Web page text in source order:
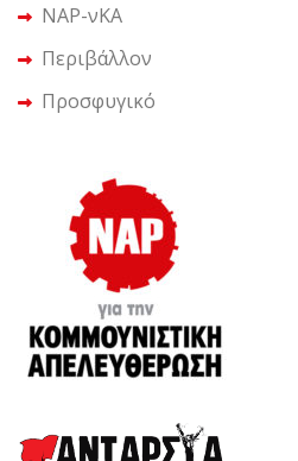
ΝΑΡ-νΚΑ
Περιβάλλον
Προσφυγικό